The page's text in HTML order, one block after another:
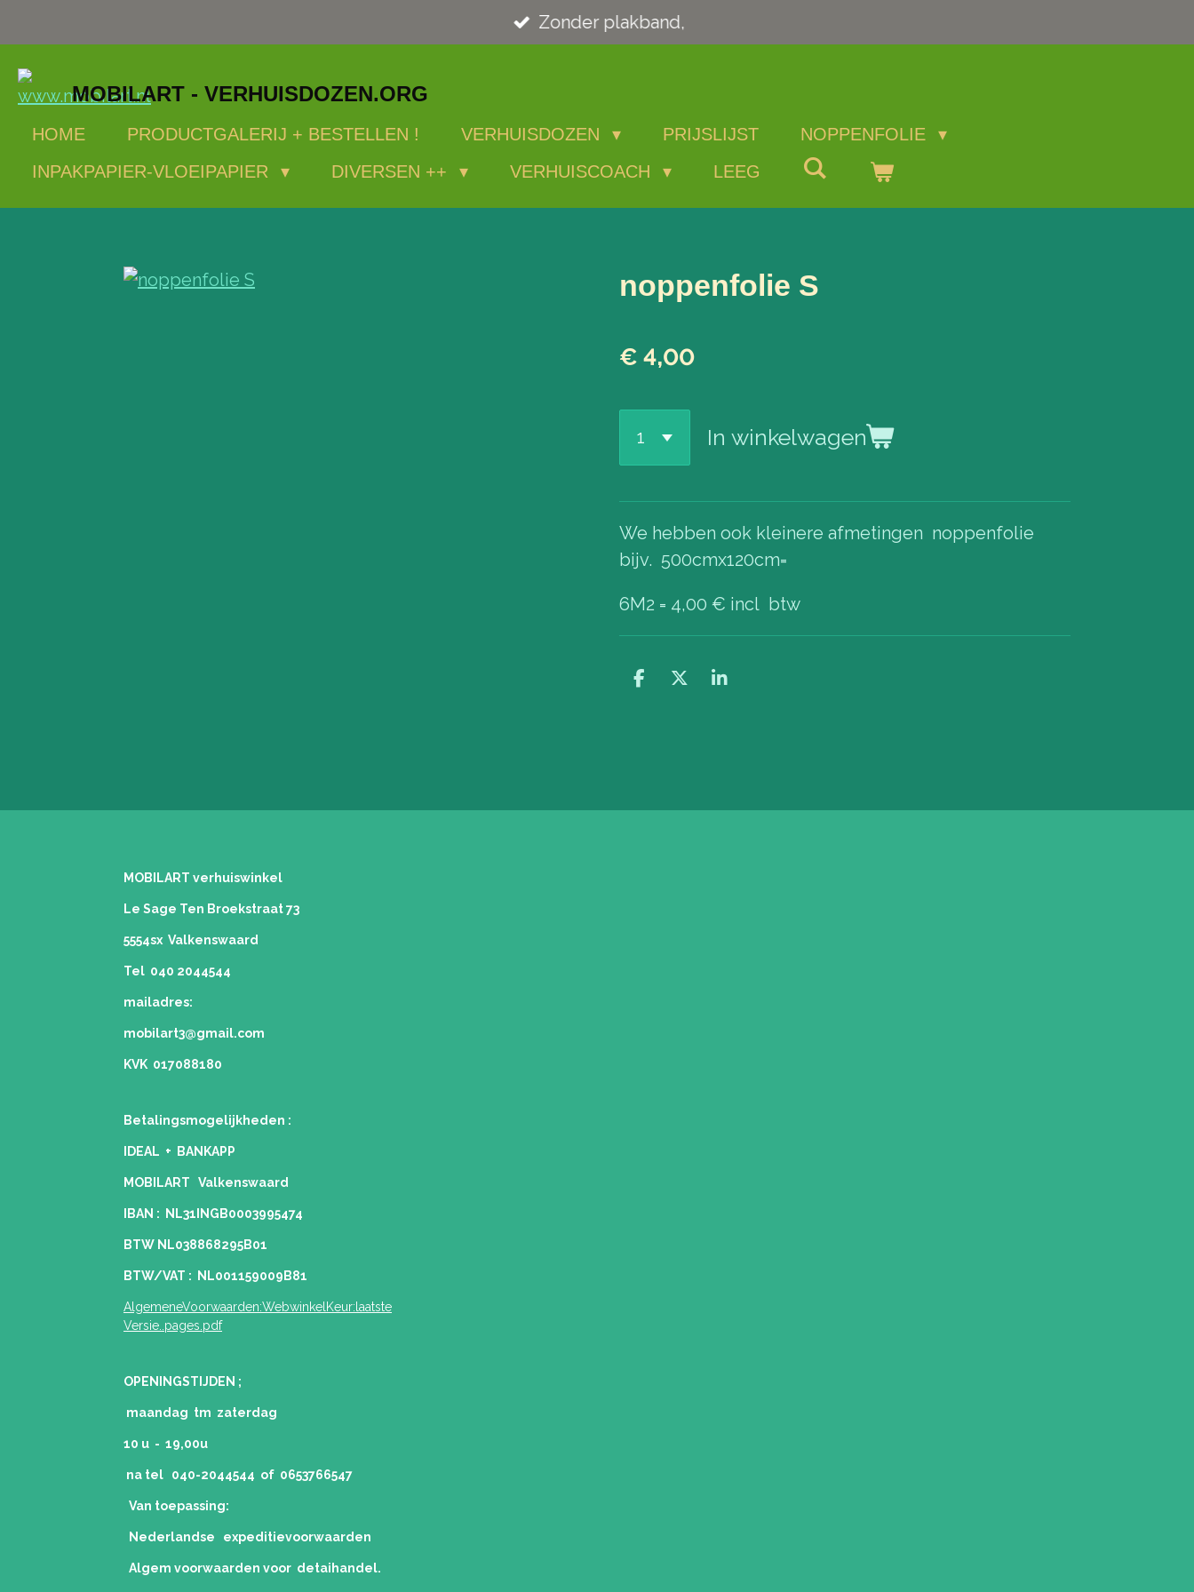
direct
naar
de
hoofdinhoud
Zonder plakband,
MOBILART - VERHUISDOZEN.ORG
HOME PRODUCTGALERIJ + BESTELLEN ! VERHUISDOZEN PRIJSLIJST
NOPPENFOLIE
INPAKPAPIER-VLOEIPAPIER
DIVERSEN ++ VERHUISCOACH LEEG
noppenfolie S
€ 4,00
In winkelwagen
We hebben ook kleinere afmetingen noppenfolie
bijv. 500cmx120cm=
6M2 = 4,00 € incl btw
D
D
S
MOBILART verhuiswinkel
Le Sage Ten Broekstraat 73
5554sx Valkenswaard
Tel 040 2044544
mailadres:
mobilart3@gmail.com
KVK 017088180
Betalingsmogelijkheden :
IDEAL + BANKAPP
MOBILART Valkenswaard
IBAN : NL31INGB0003995474
BTW NL038868295B01
BTW/VAT : NL001159009B81
AlgemeneVoorwaarden:WebwinkelKeur:laatste
Versie..pages.pdf
OPENINGSTIJDEN ;
maandag tm zaterdag
10 u - 19,00u
na tel 040-2044544 of 0653766547
Van toepassing:
Nederlandse expeditievoorwaarden
Algem voorwaarden voor detaihandel.